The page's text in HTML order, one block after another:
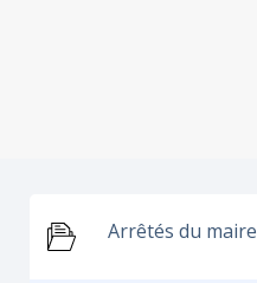
Arrêtés du maire